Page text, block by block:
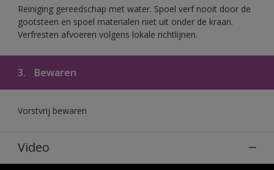
Reiniging gereedschap met water. Spoel verf nooit door de
gootsteen en spoel materialen niet uit onder de kraan.
Verfresten afvoeren volgens lokale richtlijnen.
3. Bewaren
Vorstvrij bewaren
Video